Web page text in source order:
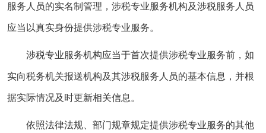
服务人员的实名制管理，涉税专业服务机构及涉税服务人员
应当以真实身份提供涉税专业服务。
涉税专业服务机构应当于首次提供涉税专业服务前，如
实向税务机关报送机构及其涉税服务人员的基本信息，并根
据实际情况及时更新相关信息。
依照法律法规、部门规章规定提供涉税专业服务的其他